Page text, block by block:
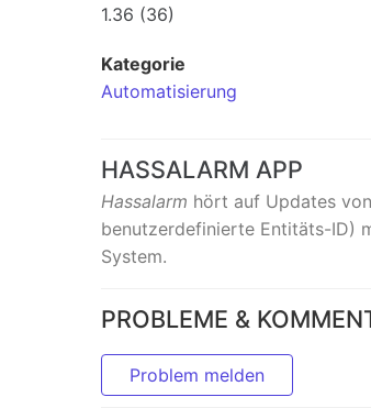
1.36 (36)
Kategorie
Automatisierung
HASSALARM APP
Hassalarm hört auf Updates
benutzerdefinierte Entitäts-ID)
System.
PROBLEME &
Problem melden